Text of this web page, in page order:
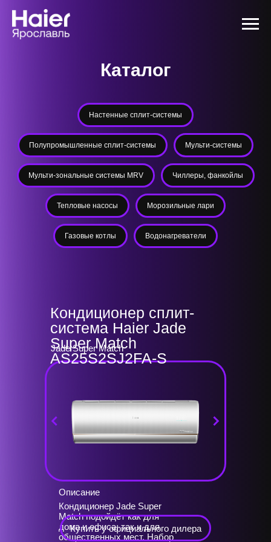
Каталог
Настенные сплит-системы
Полупромышленные сплит-системы Мульти-системы
Мульти-зональные системы MRV Чиллеры, фанкойлы
Тепловые насосы Морозильные лари
Газовые котлы Водонагреватели
Кондиционер Jade Super
Match подойдёт как для
дома и офиса, так и для
общественных мест. Набор
Описание
Jade Super Match
Кондиционер сплит-
система Haier Jade
Super Match
AS25S2SJ2FA-S
Купить у официального дилера